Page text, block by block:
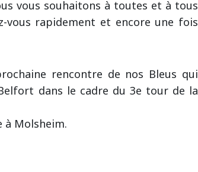
vous souhaitons à toutes et à tous
vous rapidement et encore une fois
rencontre de nos Bleus qui
dans le cadre du 3e tour de la
à Molsheim.